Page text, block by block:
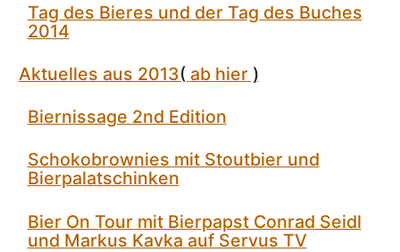
Tag des Bieres und der Tag des Buches
2014
Aktuelles aus 2013( ab hier)
Biernissage 2nd Edition
Schokobrownies mit Stoutbier und
Bierpalatschinken
Bier On Tour mit Bierpapst Conrad Seidl
und Markus Kavka auf Servus TV